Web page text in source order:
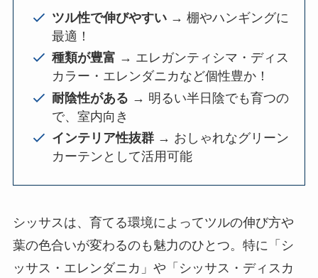
ツル性で伸びやすい→ 棚やハンギングに
最適！
種類が豊富 → エレガンティシマ・ディス
カラー・エレンダニカなど個性豊か！
耐陰性がある → 明るい半日陰でも育つの
で、室内向き
インテリア性抜群→ おしゃれなグリーン
カーテンとして活用可能
シッサスは、育てる環境によってツルの伸び方や
葉の色合いが変わるのも魅力のひとつ。特に「シ
ッサス・エレンダニカ」や「シッサス・ディスカ